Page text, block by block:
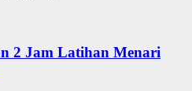
2 Jam Latihan Menari